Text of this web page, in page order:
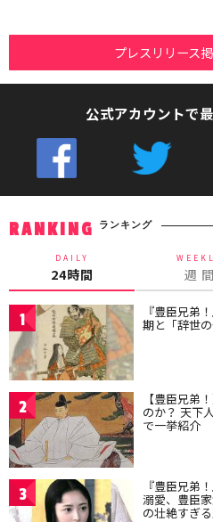
プレスリリース
公式アカウントで
RANKING ランキング
DAILY
24時間 週 間
1 『豊臣兄弟
期と「辞世
2 【豊臣兄弟
のか？ 天下
で一挙紹介
3 『豊臣兄弟
溺愛、豊臣
の壮絶すぎ